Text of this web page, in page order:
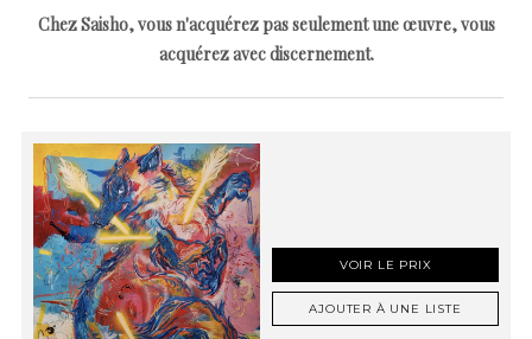
Chez Saisho, vous n'acquérez pas seulement une œuvre, vous
acquérez avec discernement.
VOIR LE PRIX
AJOUTER À UNE LISTE